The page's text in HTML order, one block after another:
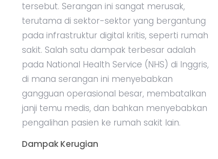
tersebut. Serangan ini sangat merusak,
terutama di sektor-sektor yang bergantung
pada infrastruktur digital kritis, seperti rumah
sakit. Salah satu dampak terbesar adalah
pada National Health Service (NHS) di Inggris,
di mana serangan ini menyebabkan
gangguan operasional besar, membatalkan
janji temu medis, dan bahkan menyebabkan
pengalihan pasien ke rumah sakit lain.
Dampak Kerugian